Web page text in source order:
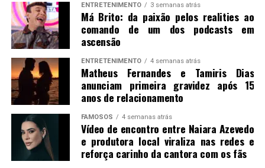
ENTRETENIMENTO 3 semanas atrás
Má Brito: da paixão pelos realities ao
comando de um dos podcasts em
ascensão
ENTRETENIMENTO 4 semanas atrás
Matheus Fernandes e Tamiris Dias
anunciam primeira gravidez após 15
anos de relacionamento
FAMOSOS 4 semanas atrás
Vídeo de encontro entre Naiara Azevedo
e produtora local viraliza nas redes e
reforça carinho da cantora com os fãs